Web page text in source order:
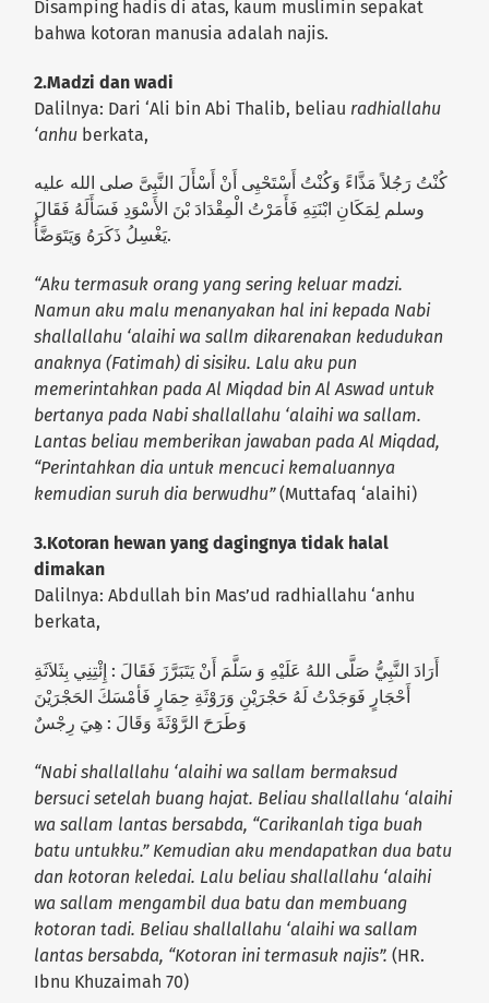
Disamping hadis di atas, kaum muslimin sepakat
bahwa kotoran manusia adalah najis.
2.Madzi dan wadi
Dalilnya: Dari ‘Ali bin Abi Thalib, beliau radhiallahu
‘anhu berkata,
كُنْتُ رَجُلاً مَذَّاءً وَكُنْتُ أَسْتَحْيِى أَنْ أَسْأَلَ النَّبِىَّ صلى الله عليه
وسلم لِمَكَانِ ابْنَتِهِ فَأَمَرْتُ الْمِقْدَادَ بْنَ الأَسْوَدِ فَسَأَلَهُ فَقَالَ
يَغْسِلُ ذَكَرَهُ وَيَتَوَضَّأُ.
“Aku termasuk orang yang sering keluar madzi.
Namun aku malu menanyakan hal ini kepada Nabi
shallallahu ‘alaihi wa sallm dikarenakan kedudukan
anaknya (Fatimah) di sisiku. Lalu aku pun
memerintahkan pada Al Miqdad bin Al Aswad untuk
bertanya pada Nabi shallallahu ‘alaihi wa sallam.
Lantas beliau memberikan jawaban pada Al Miqdad,
“Perintahkan dia untuk mencuci kemaluannya
kemudian suruh dia berwudhu”(Muttafaq ‘alaihi)
3.Kotoran hewan yang dagingnya tidak halal
dimakan
Dalilnya: Abdullah bin Mas’ud radhiallahu ‘anhu
berkata,
أَرَادَ النَّبِيُّ صَلَّى اللهُ عَلَيْهِ وَ سَلَّمَ أَنْ يَتَبَرَّزَ فَقَالَ : إِئْتِنِي بِثَلاَثَةِ
أَحْجَارٍ فَوَجَدْتُ لَهُ حَجْرَيْنِ وَرَوْثَةِ حِمَارٍ فَأمْسَكَ الحَجْرَيْنَ
وَطَرَحَ الرَّوْثَةَ وَقَالَ : هِيَ رِجْسٌ
“Nabi shallallahu ‘alaihi wa sallam bermaksud
bersuci setelah buang hajat. Beliau shallallahu ‘alaihi
wa sallam lantas bersabda, “Carikanlah tiga buah
batu untukku.” Kemudian aku mendapatkan dua batu
dan kotoran keledai. Lalu beliau shallallahu ‘alaihi
wa sallam mengambil dua batu dan membuang
kotoran tadi. Beliau shallallahu ‘alaihi wa sallam
lantas bersabda, “Kotoran ini termasuk najis”. (HR.
Ibnu Khuzaimah 70)